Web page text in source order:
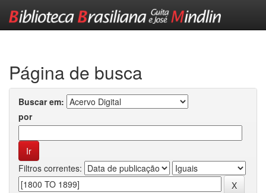
Página de busca
Buscar em:
por
Filtros correntes: